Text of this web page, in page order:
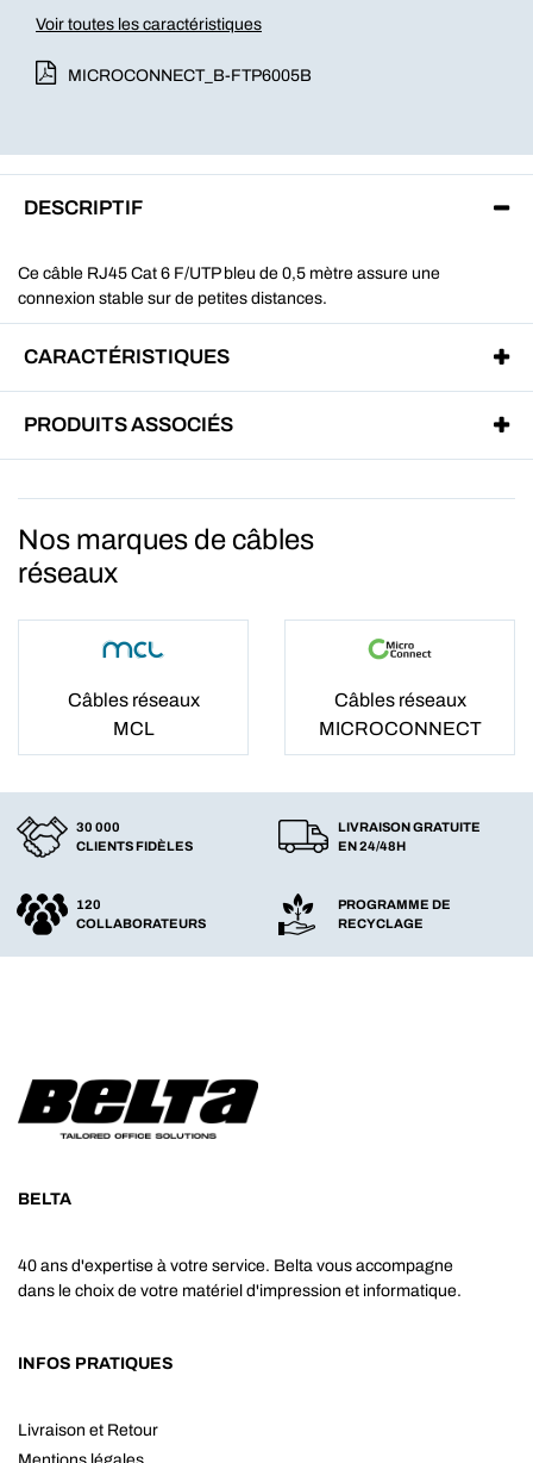
Voir toutes les caractéristiques
MICROCONNECT_B-FTP6005B
DESCRIPTIF
Ce câble RJ45 Cat 6 F/UTP bleu de 0,5 mètre assure une
connexion stable sur de petites distances.
CARACTÉRISTIQUES
PRODUITS ASSOCIÉS
Nos marques de câbles
réseaux
Câbles réseaux
MCL
Câbles réseaux
MICROCONNECT
30 000
CLIENTS FIDÈLES
LIVRAISON GRATUITE
EN 24/48H
120
COLLABORATEURS
PROGRAMME DE
RECYCLAGE
BELTA
40 ans d'expertise à votre service. Belta vous accompagne
dans le choix de votre matériel d'impression et informatique.
INFOS PRATIQUES
Livraison et Retour